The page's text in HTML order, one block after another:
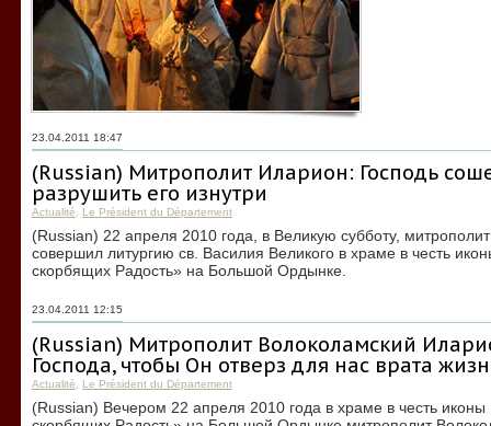
23.04.2011 18:47
(Russian) Митрополит Иларион: Господь
разрушить его изнутри
Actualité Le Président du Département
(Russian) 22 апреля 2010 года, в Великую субботу,
совершил литургию св. Василия Великого в храме в честь
скорбящих Радость» на Большой Ордынке.
23.04.2011 12:15
(Russian) Митрополит Волоколамский
Господа, чтобы Он отверз для нас врата
Actualité Le Président du Département
(Russian) Вечером 22 апреля 2010 года в храме в честь